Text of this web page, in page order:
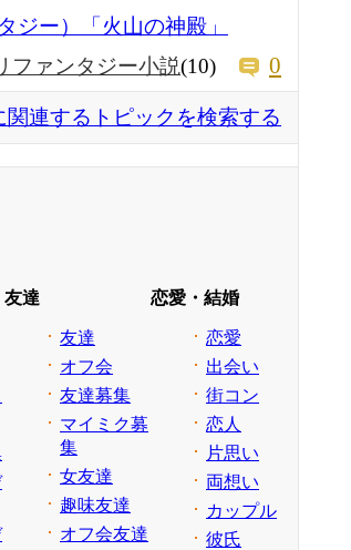
ジー）「火山の神殿」
ファンタジー小説(10) 0
関連するトピックを検索する
友達
友達
オフ会
友達募集
マイミク募
集
女友達
趣味友達
オフ会友達
恋愛・結婚
恋愛
出会い
街コン
恋人
片思い
両想い
カップル
彼氏